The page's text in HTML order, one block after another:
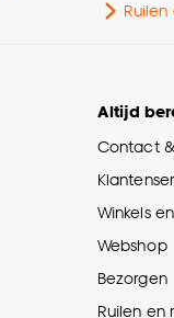
Altijd
Contact
Winkels
Webshop
Bezorgen
Ruilen en